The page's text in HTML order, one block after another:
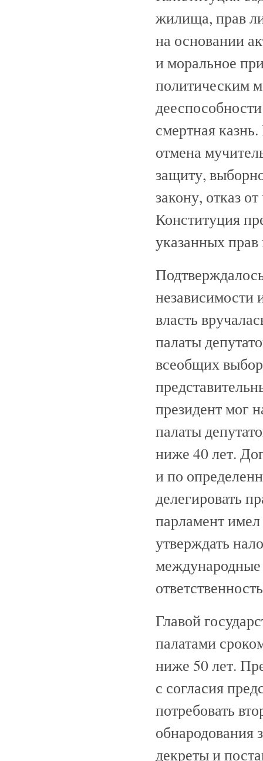
жилища, прав
на основании
и моральное
политическим
смертная
отмена
защиту,
закону, отказ
Конституция
указанных прав
независимости
власть
палаты
всеобщих
президент мог
палаты
ниже 40 лет.
и по
делегировать
парламент
утверждать
международные
Главой
палатами
ниже 50 лет.
с согласия
потребовать
обнародования
декреты и